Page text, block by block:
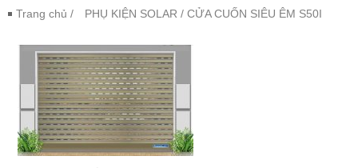
Trang chủ / PHỤ KIỆN SOLAR / CỬA CUỐN SIÊU ÊM S50I